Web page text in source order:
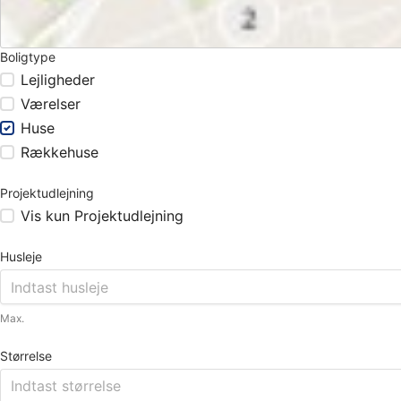
Boligtype
Lejligheder
Værelser
Huse
Rækkehuse
Projektudlejning
Vis kun Projektudlejning
Husleje
Max.
Størrelse